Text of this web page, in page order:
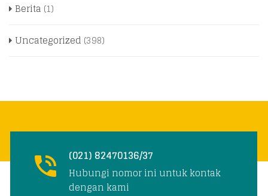
Berita (1)
Uncategorized (398)
(021) 82470136/37
Hubungi nomor ini untuk kontak
dengan kami